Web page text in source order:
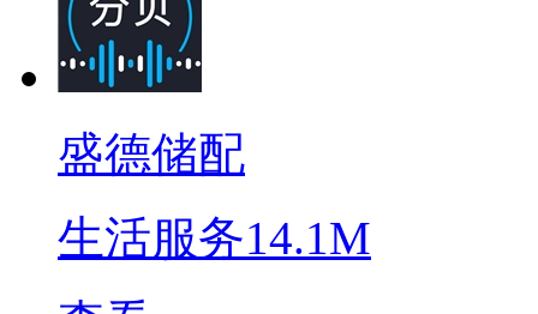
盛德储配
生活服务14.1M